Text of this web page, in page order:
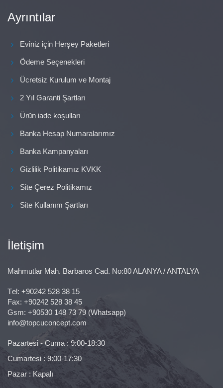
Ayrıntılar
Eviniz için Herşey Paketleri
Ödeme Seçenekleri
Ücretsiz Kurulum ve Montaj
2 Yıl Garanti Şartları
Ürün iade koşulları
Banka Hesap Numaralarımız
Banka Kampanyaları
Gizlilik Politikamız KVKK
Site Çerez Politikamız
Site Kullanım Şartları
İletişim
Mahmutlar Mah. Barbaros Cad. No:80 ALANYA / ANTALYA
Тel: +90242 528 38 15
Fax: +90242 528 38 45
Gsm: +90530 148 73 79 (Whatsapp)
info@topcuconcept.com
Pazartesi - Cuma : 9:00-18:30
Cumartesi : 9:00-17:30
Pazar : Kapalı